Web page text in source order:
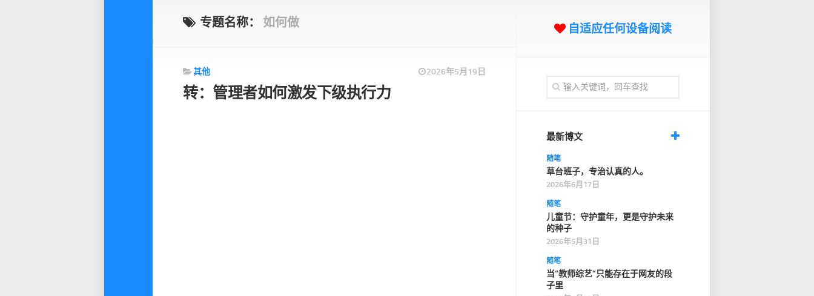
专题名称： 如何做
其他 2026年5月19日
转：管理者如何激发下级执行力
自适应任何设备阅读
最新博文
随笔
草台班子，专治认真的人。
2026年6月17日
随笔
儿童节：守护童年，更是守护未来
的种子
2026年5月31日
随笔
当“教师综艺”只能存在于网友的段
子里